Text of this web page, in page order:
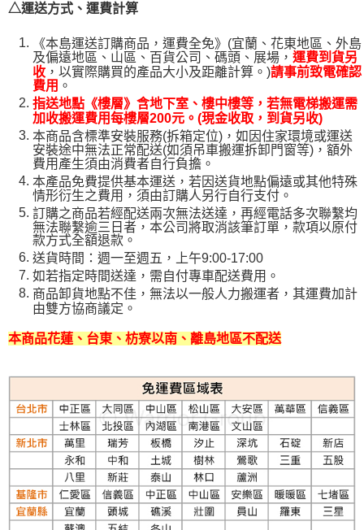
△運送方式、運費計算
《本島運送訂購商品，運費全免》(宜蘭、花東地區、外島
及偏遠地區、山區、百貨公司、碼頭、展場， 運費到貨另
收 ，以實際購買的產品大小及距離計算。)請事前致電確認
費用 。
指送地點《樓層》含地下室、樓中樓等，若無電梯搬運需
加收搬運費用每樓層200元。(現金收取，到貨另收)
本商品含標準安裝服務(拆箱定位)，如因住家環境或運送
安裝途中無法正常配送(如須吊車搬運拆卸門窗等)，額外
費用產生須由消費者自行負擔。
本產品免費提供基本運送，若因送貨地點偏遠或其他特殊
情形衍生之費用，須由訂購人另行自行支付。
訂購之商品若經配送兩次無法送達，再經電話多次聯繫均
無法聯繫逾三日者，本公司將取消該筆訂單，款項以原付
款方式全額退款。
送貨時間：週一至週五，上午9:00-17:00
如若指定時間送達，需自付專車配送費用。
商品卸貨地點不佳，無法以一般人力搬運者，其運費加計
由雙方協商議定。
本商品花蓮、台東、枋寮以南、離島地區不配送